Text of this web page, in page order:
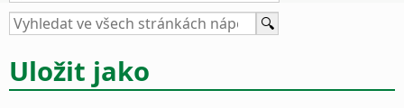
Uložit jako